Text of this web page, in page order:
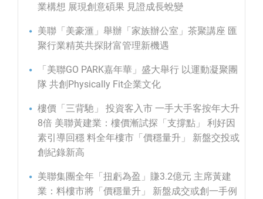
業構想 展現創意碩果 見證成長蛻變
美聯「美豪滙」舉辦「家族辦公室」茶聚講座 匯
聚行業精英共探財富管理新機遇
「美聯GO PARK嘉年華」盛大舉行 以運動凝聚團
隊 共創Physically Fit企業文化
樓價「三背馳」 投資客入市 一手大手客按年大升
8倍 美聯黃建業：樓價漸試探「支撐點」 利好因
素引導回穩 料全年樓市「價穩量升」 新盤交投或
創紀錄新高
美聯集團全年「扭虧為盈」賺3.2億元 主席黃建
業：料樓市將「價穩量升」 新盤成交或創一手例